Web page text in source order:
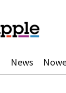
News